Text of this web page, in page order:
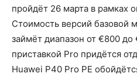
пройдёт 26 марта в рамках
Стоимость версий базовой
займёт диапазон от €800
приставкой Pro придётся
Huawei P40 Pro PE